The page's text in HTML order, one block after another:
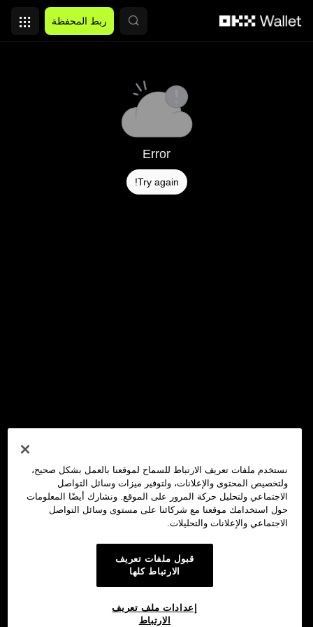
ربط المحفظة
Error
Try again!
نستخدم ملفات تعريف الارتباط للسماح لموقعنا بالعمل بشكل صحيح،
ولتخصيص المحتوى والإعلانات، ولتوفير ميزات وسائل التواصل
الاجتماعي ولتحليل حركة المرور على الموقع. ونشارك أيضًا المعلومات
حول استخدامك موقعنا مع شركائنا على مستوى وسائل التواصل
الاجتماعي والإعلانات والتحليلات.
قبول ملفات تعريف
الارتباط كلها
إعدادات ملف تعريف
الارتباط